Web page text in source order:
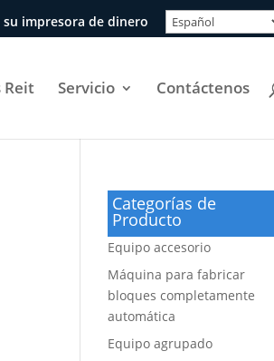
su impresora de dinero
Reit Servicio Contáctenos
Categorías de
Producto
Equipo accesorio
Máquina para fabricar
bloques completamente
automática
Equipo agrupado